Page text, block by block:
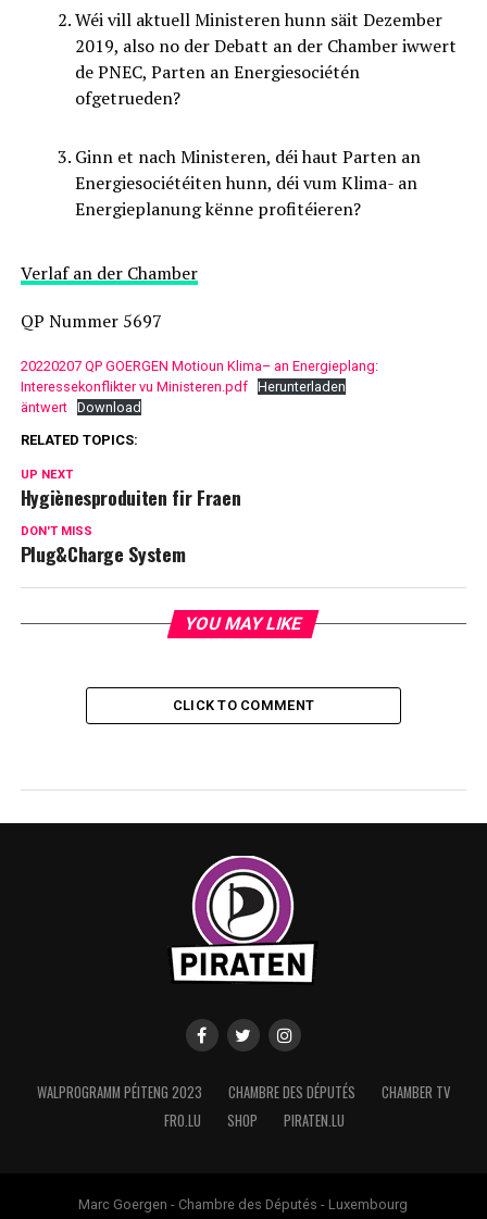
Wéi vill aktuell Ministeren hunn säit Dezember
2019, also no der Debatt an der Chamber iwwert
de PNEC, Parten an Energiesociétén
ofgetrueden?
Ginn et nach Ministeren, déi haut Parten an
Energiesociétéiten hunn, déi vum Klima- an
Energieplanung kënne profitéieren?
Verlaf an der Chamber
QP Nummer 5697
20220207 QP GOERGEN Motioun Klima– an Energieplang:
Interessekonflikter vu Ministeren.pdf
Herunterladen
äntwert
Download
RELATED TOPICS:
UP NEXT
Hygiènesproduiten fir Fraen
DON'T MISS
Plug&Charge System
YOU MAY LIKE
CLICK TO COMMENT
WALPROGRAMM PÉITENG 2023 CHAMBRE DES DÉPUTÉS
CHAMBER TV
FRO.LU
SHOP PIRATEN.LU
Marc Goergen - Chambre des Députés - Luxembourg